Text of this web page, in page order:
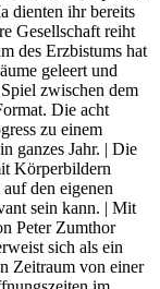
dienten ihr bereits
Gesellschaft reiht
des Erzbistums hat
geleert und
zwischen dem
Die acht
zu einem
ganzes Jahr. | Die
Körperbildern
den eigenen
sein kann. | Mit
Peter Zumthor
sich als ein
Zeitraum von einer